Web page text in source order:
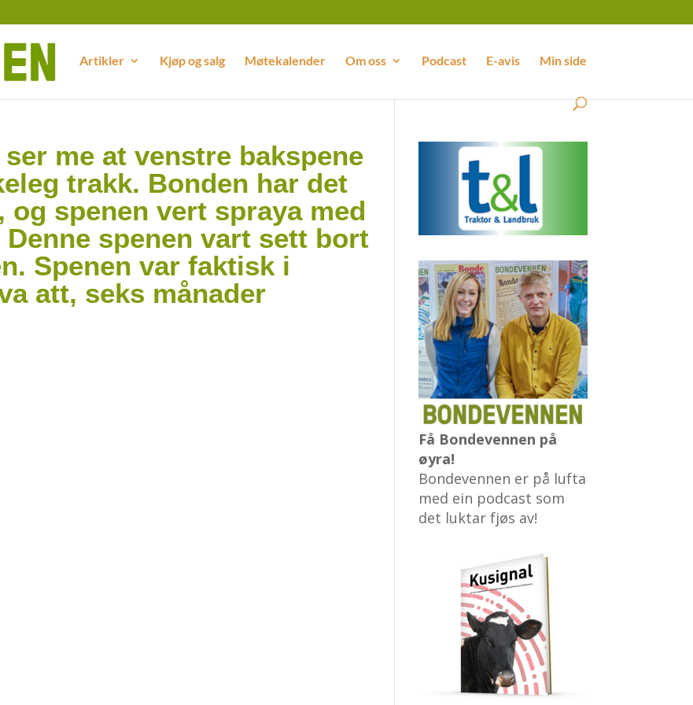
Artikler Kjøp og salg Møtekalender Om oss Podcast E-avis Min side
me at venstre bakspene
trakk. Bonden har det
spenen vert spraya med
spenen vart sett bort
Spenen var faktisk i
att, seks månader
Få Bondevennen på
øyra!
Bondevennen er på lufta
med ein podcast som
det luktar fjøs av!